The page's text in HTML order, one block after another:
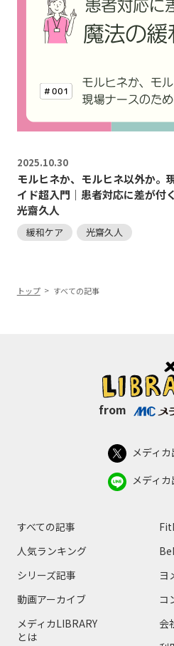
2025.10.30
モルヒネか、モルヒネ以外か。
イド超入門｜患者対応に差が付
光齋久人
緩和ケア 光齋久人
トップ すべての記事
from
メディ
メディ
すべての記事
人気ランキング
シリーズ記事
動画アーカイブ
メディカLIBRARY
とは
ヨ
コ
会